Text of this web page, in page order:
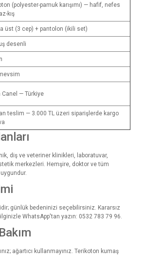
(polyester-pamuk karışımı) — hafif, nefes
kış
üst (3 cep) + pantolon (ikili set)
desenli
Canel — Türkiye
teslim — 3.000 TL üzeri siparişlerde kargo
diş ve veteriner klinikleri, laboratuvar,
merkezleri. Hemşire, doktor ve tüm
günlük bedeninizi seçebilirsiniz. Kararsız
WhatsApp'tan yazın: 0532 783 79 96.
ağartıcı kullanmayınız. Terikoton kumaş